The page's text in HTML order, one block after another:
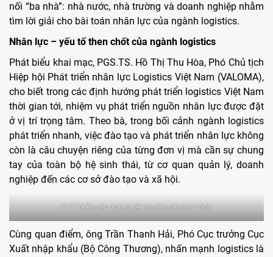
nối “ba nhà”: nhà nước, nhà trường và doanh nghiệp nhằm
tìm lời giải cho bài toán nhân lực của ngành logistics.
Nhân lực – yếu tố then chốt của ngành logistics
Phát biểu khai mạc, PGS.TS. Hồ Thị Thu Hòa, Phó Chủ tịch
Hiệp hội Phát triển nhân lực Logistics Việt Nam (VALOMA),
cho biết trong các định hướng phát triển logistics Việt Nam
thời gian tới, nhiệm vụ phát triển nguồn nhân lực được đặt
ở vị trí trọng tâm. Theo bà, trong bối cảnh ngành logistics
phát triển nhanh, việc đào tạo và phát triển nhân lực không
còn là câu chuyện riêng của từng đơn vị mà cần sự chung
tay của toàn bộ hệ sinh thái, từ cơ quan quản lý, doanh
nghiệp đến các cơ sở đào tạo và xã hội.
BTC tri ân các đơn vị tài trợ cho chương trình
Cùng quan điểm, ông Trần Thanh Hải, Phó Cục trưởng Cục
Xuất nhập khẩu (Bộ Công Thương), nhấn mạnh logistics là